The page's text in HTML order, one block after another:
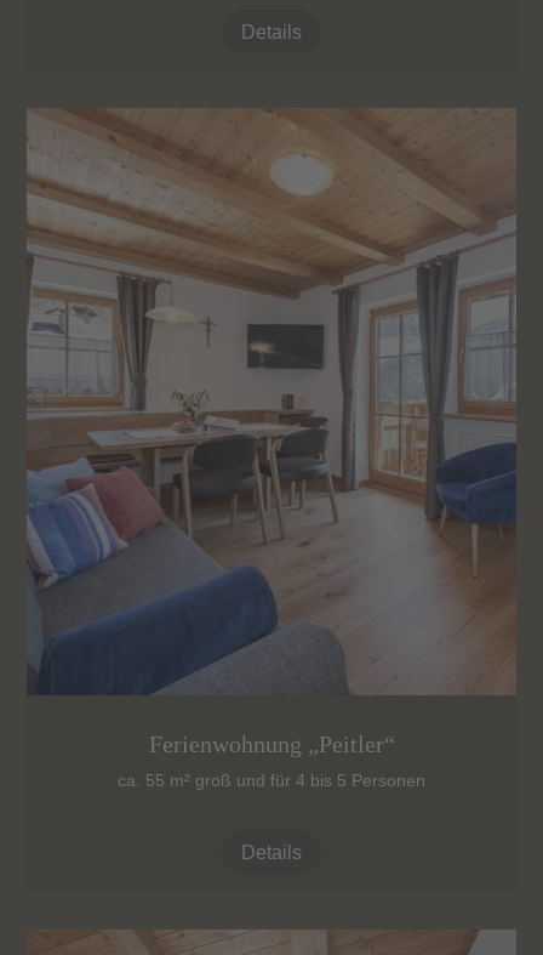
Details
Ferienwohnung „Peitler“
ca. 55 m² groß und für 4 bis 5 Personen
Details